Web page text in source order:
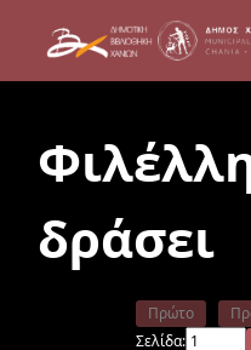
δράσει
Πρώτο
Σελίδα: